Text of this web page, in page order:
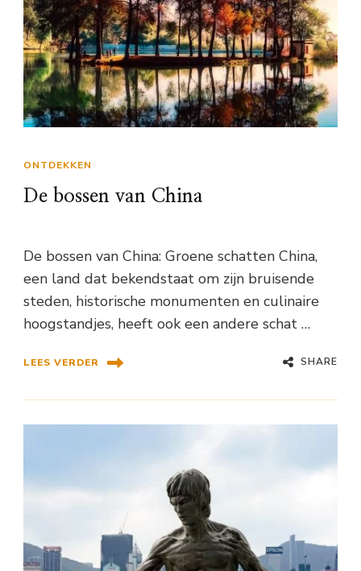
ONTDEKKEN
De bossen van China
De bossen van China: Groene schatten China,
een land dat bekendstaat om zijn bruisende
steden, historische monumenten en culinaire
hoogstandjes, heeft ook een andere schat …
LEES VERDER SHARE